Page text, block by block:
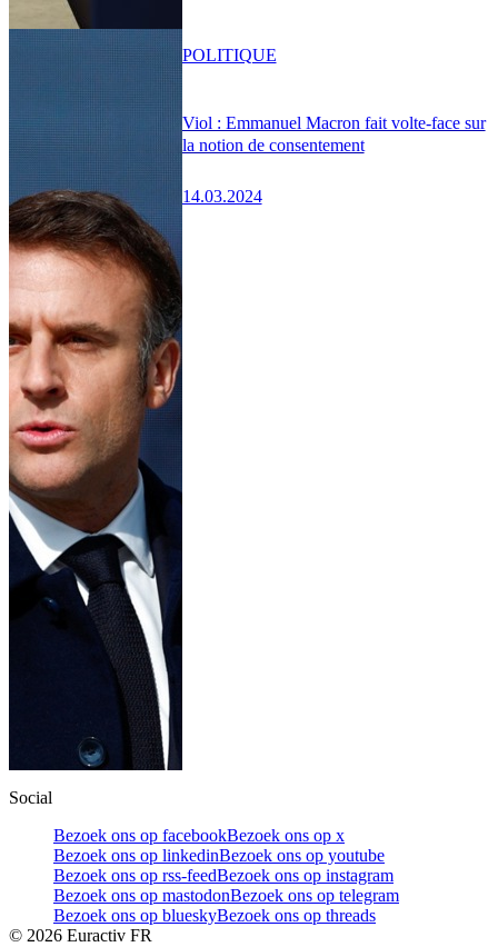
Viol : Emmanuel Macron fait volte-face sur
la notion de consentement
14.03.2024
POLITIQUE
Social
Bezoek ons op facebookBezoek ons op x
Bezoek ons op linkedinBezoek ons op youtube
Bezoek ons op rss-feedBezoek ons op instagram
Bezoek ons op mastodonBezoek ons op telegram
Bezoek ons op blueskyBezoek ons op threads
© 2026 Euractiv FR